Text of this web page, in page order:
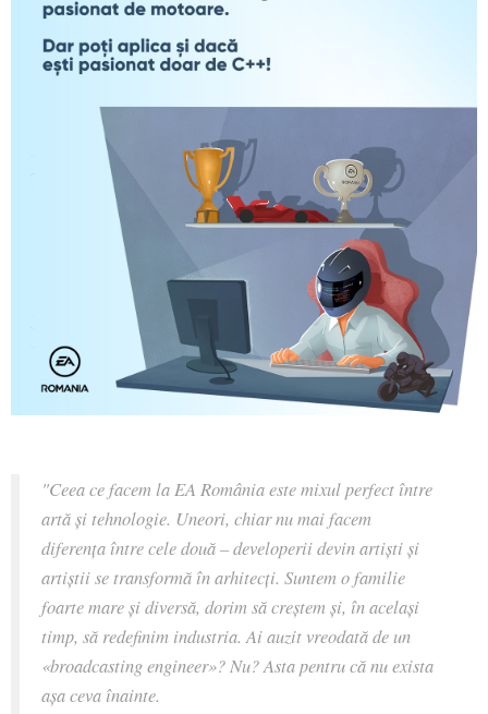
"Ceea ce facem la EA România este mixul perfect între
artă și tehnologie. Uneori, chiar nu mai facem
diferența între cele două – developerii devin artiști și
artiștii se transformă în arhitecți. Suntem o familie
foarte mare și diversă, dorim să creștem și, în același
timp, să redefinim industria. Ai auzit vreodată de un
«broadcasting engineer»? Nu? Asta pentru că nu exista
așa ceva înainte.